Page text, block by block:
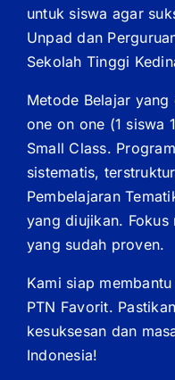
untuk siswa agar
Unpad dan
Sekolah Tinggi
Metode Belajar
one on one (1 siswa
Small Class.
sistematis,
Pembelajaran
yang diujikan. Fokus
yang sudah proven.
Kami siap
PTN Favorit.
kesuksesan dan
Indonesia!